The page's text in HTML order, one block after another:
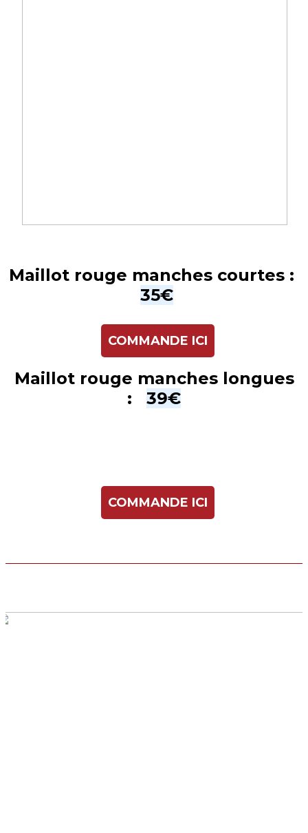
Maillot rouge manches courtes :
35€
COMMANDE ICI
Maillot rouge manches longues
: 39€
COMMANDE ICI